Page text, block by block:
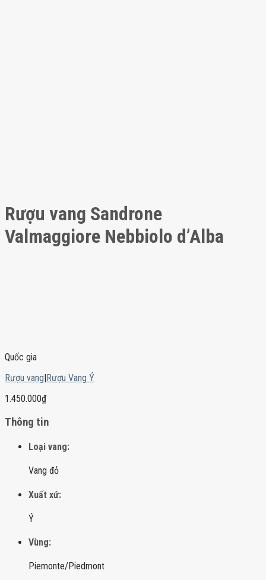
Rượu vang Sandrone
Valmaggiore Nebbiolo d’Alba
Quốc gia
Rượu vang|Rượu Vang Ý
1.450.000₫
Thông tin
Loại vang:
Vang đỏ
Xuất xứ:
Ý
Vùng:
Piemonte/Piedmont